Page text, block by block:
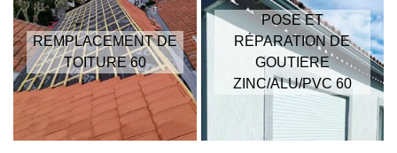
REMPLACEMENT DE
TOITURE 60
POSE ET
RÉPARATION DE
GOUTIERE
ZINC/ALU/PVC 60